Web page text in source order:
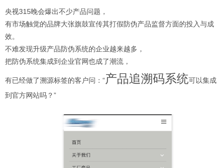
央视315晚会爆出不少产品问题，
有市场触觉的品牌大张旗鼓宣传其打假防伪产品监督方面的投入与成
效。
不难发现升级产品防伪系统的企业越来越多，
把防伪系统集成到企业官网也成了潮流，
有已经做了溯源标签的客户问：“产品追溯码系统可以集成
到官方网站吗？”